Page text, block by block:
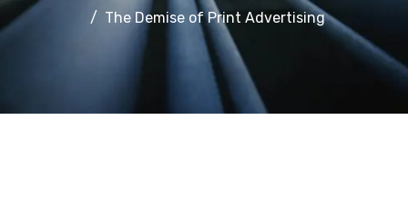
The Demise of Print Advertising